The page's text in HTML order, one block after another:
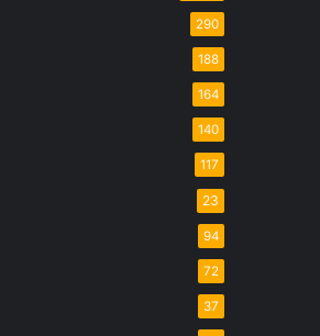
290
188
164
140
117
23
94
72
37